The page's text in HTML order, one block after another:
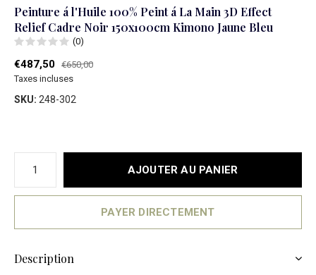
Peinture á l'Huile 100% Peint á La Main 3D Effect
Relief Cadre Noir 150x100cm Kimono Jaune Bleu
(0)
€487,50 €650,00
Taxes incluses
SKU: 248-302
AJOUTER AU PANIER
PAYER DIRECTEMENT
Description